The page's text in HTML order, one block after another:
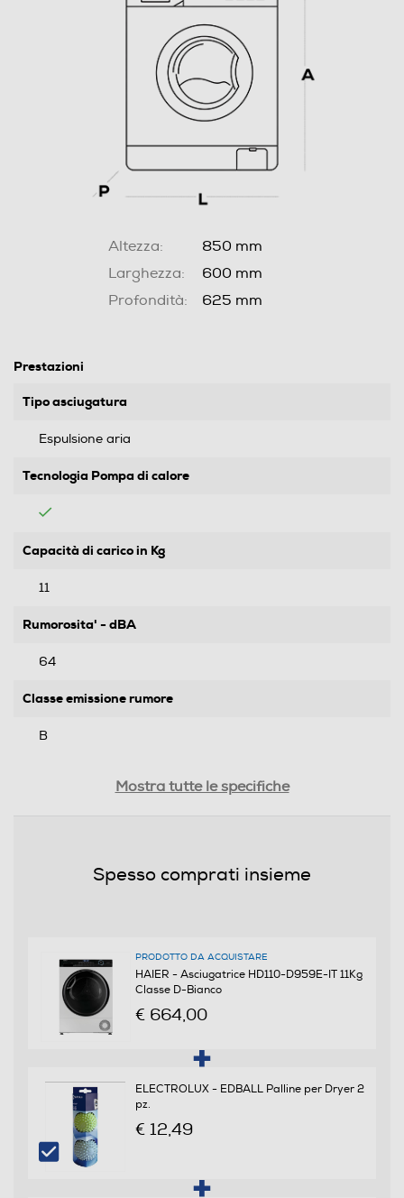
Altezza:
850 mm
Larghezza:
600 mm
Profondità:
625 mm
Prestazioni
Tipo asciugatura
Espulsione aria
Tecnologia Pompa di calore
Capacità di carico in Kg
11
Rumorosita' - dBA
64
Classe emissione rumore
B
Nuova Classe efficienza energetica
88
Programmi
Programma lana
Mostra tutte le specifiche
Spesso comprati insieme
PRODOTTO DA ACQUISTARE
HAIER - Asciugatrice HD110-D959E-IT 11Kg
Classe D-Bianco
€ 664,00
ELECTROLUX - EDBALL Palline per Dryer 2
pz.
€ 12,49